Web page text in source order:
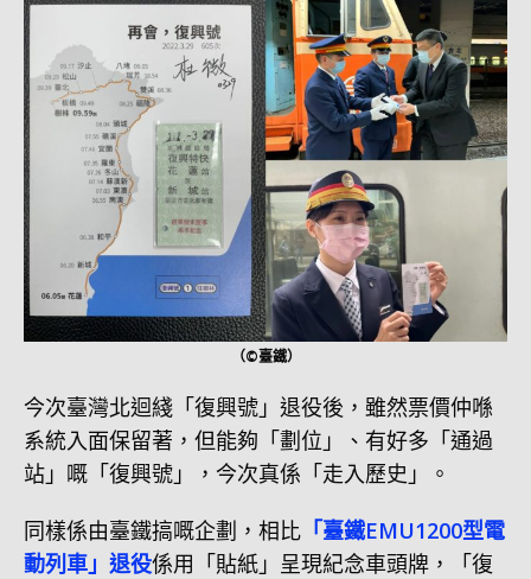
（©臺鐵）
今次臺灣北迴綫「復興號」退役後，雖然票價仲喺
系統入面保留著，但能夠「劃位」、有好多「通過
站」嘅「復興號」，今次真係「走入歷史」。
同樣係由臺鐵搞嘅企劃，相比 「臺鐵EMU1200型電
動列車 」 退役係用「貼紙」呈現紀念車頭牌，「復